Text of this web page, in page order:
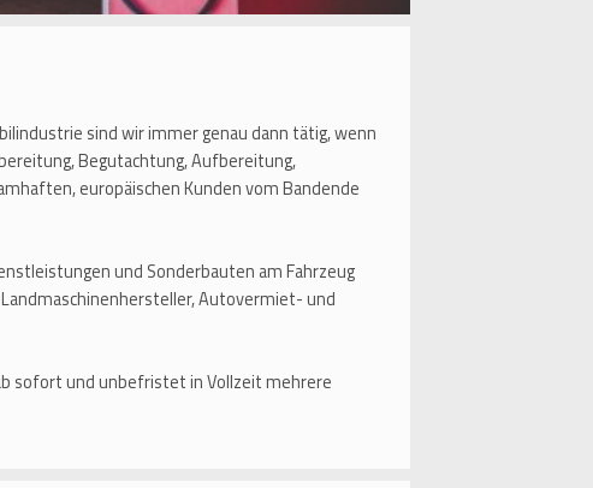
sind wir immer genau dann tätig, wenn
Begutachtung, Aufbereitung,
europäischen Kunden vom Bandende
und Sonderbauten am Fahrzeug
Autovermiet- und
sofort und unbefristet in Vollzeit mehrere